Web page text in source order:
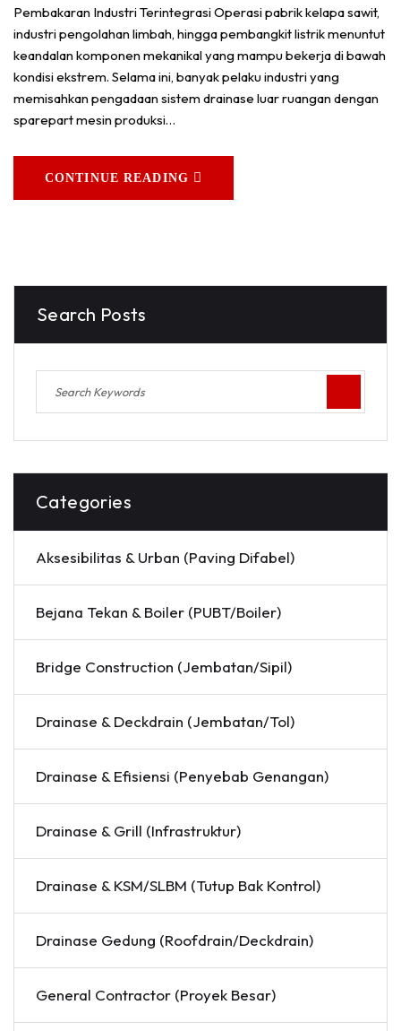
Pembakaran Industri Terintegrasi Operasi pabrik kelapa sawit,
industri pengolahan limbah, hingga pembangkit listrik menuntut
keandalan komponen mekanikal yang mampu bekerja di bawah
kondisi ekstrem. Selama ini, banyak pelaku industri yang
memisahkan pengadaan sistem drainase luar ruangan dengan
sparepart mesin produksi…
CONTINUE READING
Search Posts
Categories
Aksesibilitas & Urban (Paving Difabel)
Bejana Tekan & Boiler (PUBT/Boiler)
Bridge Construction (Jembatan/Sipil)
Drainase & Deckdrain (Jembatan/Tol)
Drainase & Efisiensi (Penyebab Genangan)
Drainase & Grill (Infrastruktur)
Drainase & KSM/SLBM (Tutup Bak Kontrol)
Drainase Gedung (Roofdrain/Deckdrain)
General Contractor (Proyek Besar)